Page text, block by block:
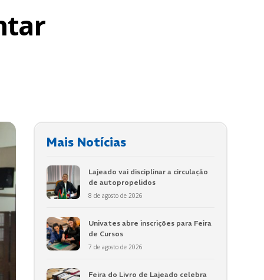
Mais Notícias
Lajeado vai disciplinar a circulação
de autopropelidos
8 de agosto de 2026
Univates abre inscrições para Feira
de Cursos
7 de agosto de 2026
Feira do Livro de Lajeado celebra